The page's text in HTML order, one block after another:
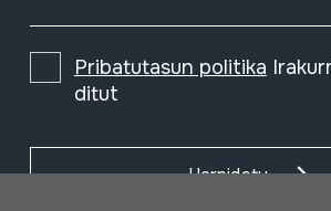
Pribatutasun politika
ditut
Harpidetu